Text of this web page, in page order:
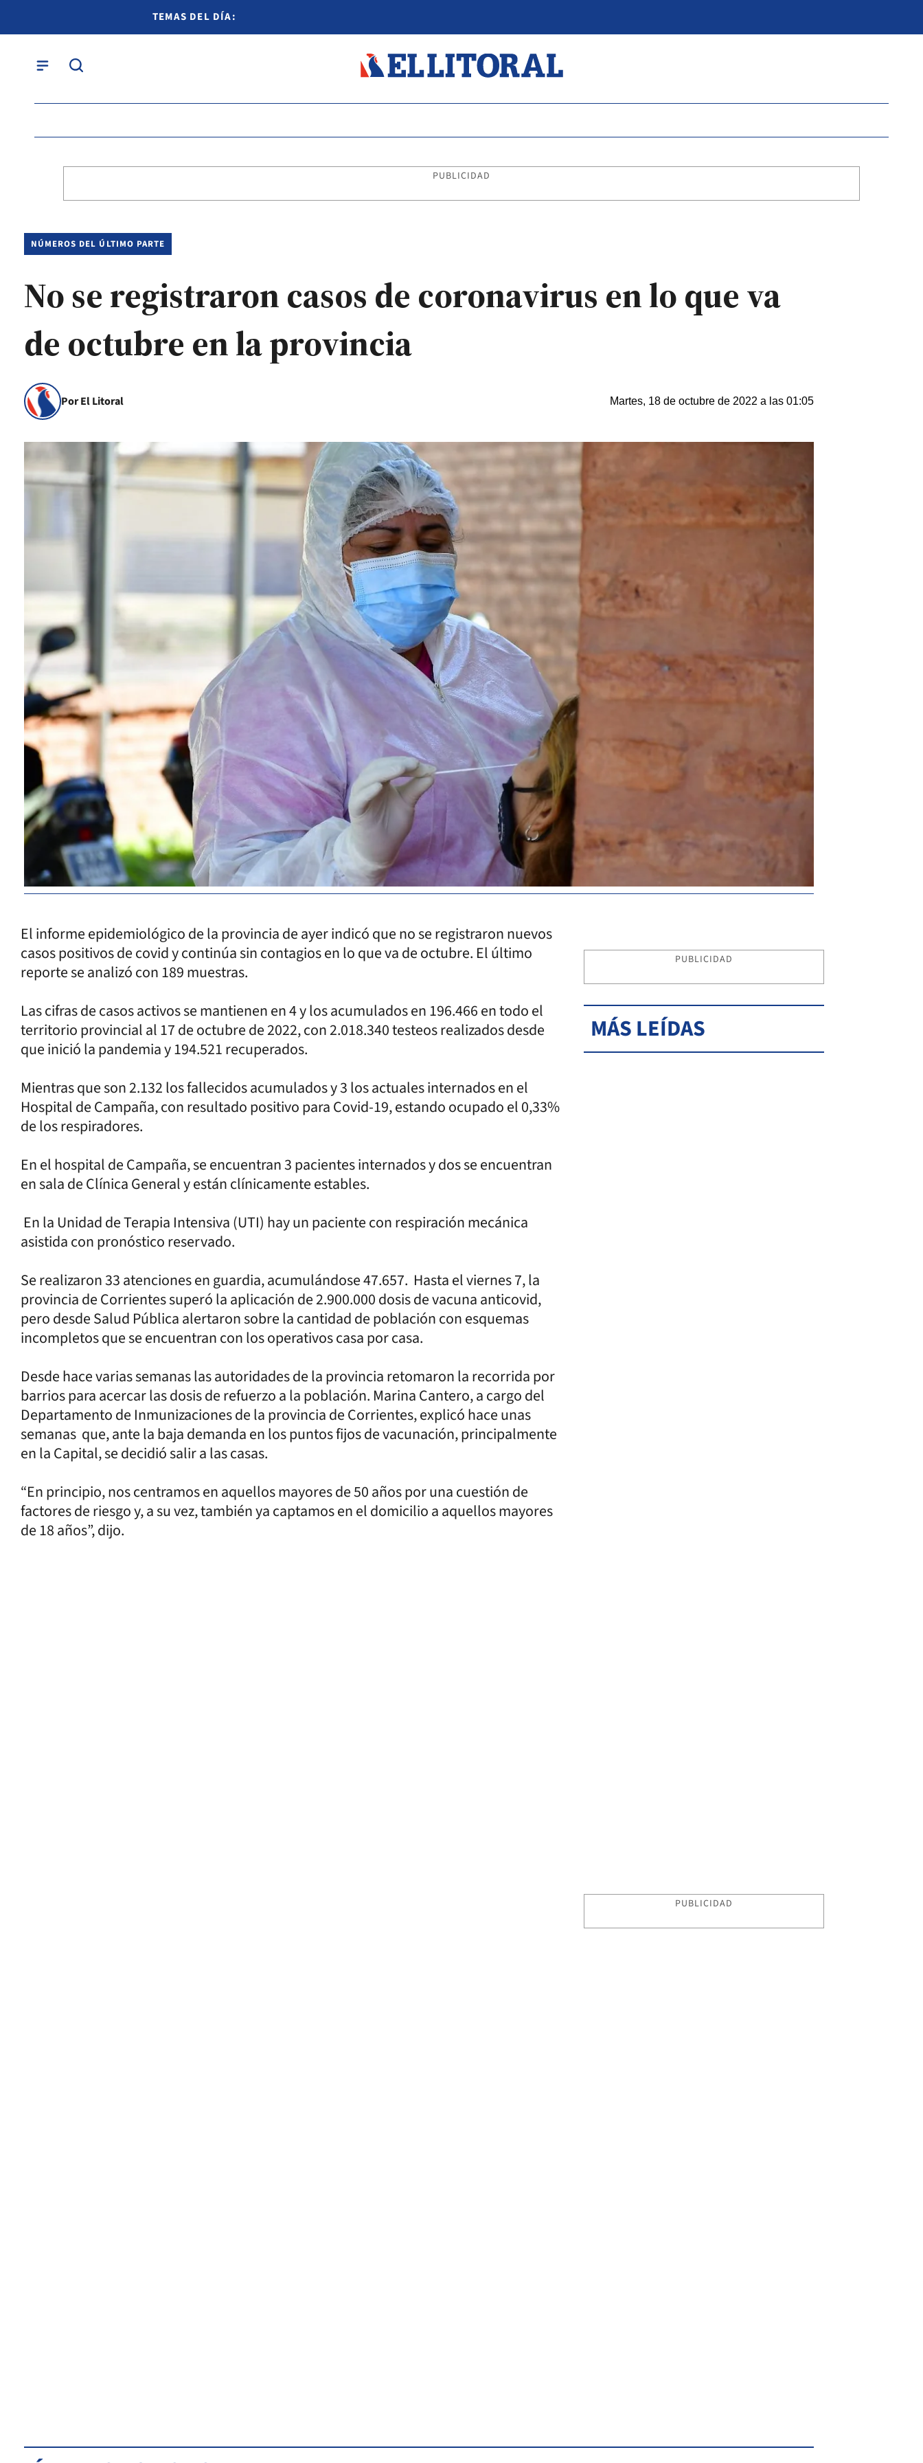
TEMAS DEL DÍA:
PUBLICIDAD
NÚMEROS DEL ÚLTIMO PARTE
No se registraron casos de coronavirus en lo que va
de octubre en la provincia
Por El Litoral Martes, 18 de octubre de 2022 a las 01:05
El informe epidemiológico de la provincia de ayer indicó que no se registraron nuevos
casos positivos de covid y continúa sin contagios en lo que va de octubre. El último
reporte se analizó con 189 muestras.
Las cifras de casos activos se mantienen en 4 y los acumulados en 196.466 en todo el
territorio provincial al 17 de octubre de 2022, con 2.018.340 testeos realizados desde
que inició la pandemia y 194.521 recuperados.
Mientras que son 2.132 los fallecidos acumulados y 3 los actuales internados en el
Hospital de Campaña, con resultado positivo para Covid-19, estando ocupado el 0,33%
de los respiradores.
En el hospital de Campaña, se encuentran 3 pacientes internados y dos se encuentran
en sala de Clínica General y están clínicamente estables.
En la Unidad de Terapia Intensiva (UTI) hay un paciente con respiración mecánica
asistida con pronóstico reservado.
Se realizaron 33 atenciones en guardia, acumulándose 47.657. Hasta el viernes 7, la
provincia de Corrientes superó la aplicación de 2.900.000 dosis de vacuna anticovid,
pero desde Salud Pública alertaron sobre la cantidad de población con esquemas
incompletos que se encuentran con los operativos casa por casa.
Desde hace varias semanas las autoridades de la provincia retomaron la recorrida por
barrios para acercar las dosis de refuerzo a la población. Marina Cantero, a cargo del
Departamento de Inmunizaciones de la provincia de Corrientes, explicó hace unas
semanas que, ante la baja demanda en los puntos fijos de vacunación, principalmente
en la Capital, se decidió salir a las casas.
“En principio, nos centramos en aquellos mayores de 50 años por una cuestión de
factores de riesgo y, a su vez, también ya captamos en el domicilio a aquellos mayores
de 18 años”, dijo.
PUBLICIDAD
MÁS LEÍDAS
PUBLICIDAD